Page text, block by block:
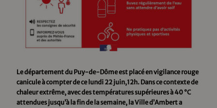
Le département du Puy-de-Dôme est placé en vigilance rouge
canicule à compter de ce lundi 22 juin,12h. Dans ce contexte de
chaleur extrême, avec des températures supérieures à 40 °C
attendues jusqu’à la fin de la semaine, la Ville d’Ambert a